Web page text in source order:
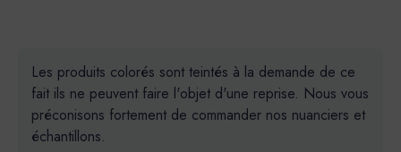
Les produits colorés sont teintés à la demande de ce
fait ils ne peuvent faire l'objet d'une reprise. Nous vous
préconisons fortement de commander nos nuanciers et
échantillons.